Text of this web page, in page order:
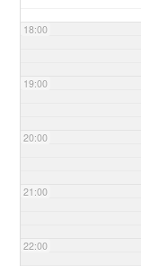
18:00
19:00
20:00
21:00
22:00